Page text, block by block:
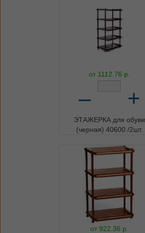
от 1112.76 р.
– +
ЭТАЖЕРКА для обуви
(черная) 40600 /2шт.
от 922.36 р.